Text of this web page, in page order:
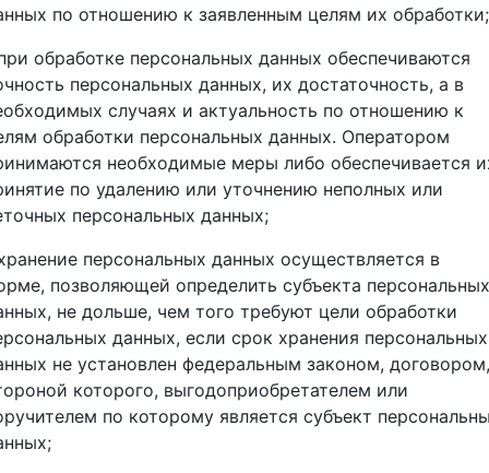
по отношению к заявленным целям их обработки;
обработке персональных данных обеспечиваются
персональных данных, их достаточность, а в
случаях и актуальность по отношению к
обработки персональных данных. Оператором
необходимые меры либо обеспечивается
по удалению или уточнению неполных или
персональных данных;
персональных данных осуществляется в
позволяющей определить субъекта персональных
не дольше, чем того требуют цели обработки
данных, если срок хранения персональных
не установлен федеральным законом, договором,
которого, выгодоприобретателем или
по которому является субъект